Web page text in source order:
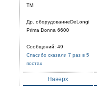
TM
Др. оборудованиеDeLongi
Prima Donna 6600
Сообщений: 49
Спасибо сказали 7 раз в 5
постах
Наверх